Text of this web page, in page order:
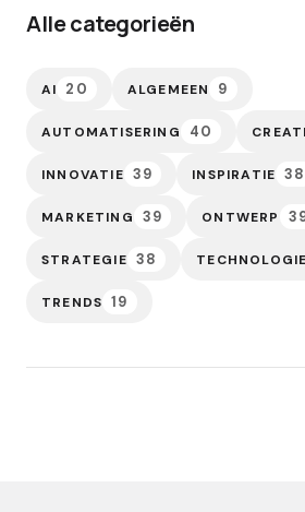
Alle categorieën
AI 20 ALGEMEEN 9
AUTOMATISERING 40
INNOVATIE 39 INSPIRATIE 38
MARKETING 39 ONTWERP
STRATEGIE 38 TECHNOLOGIE
TRENDS 19